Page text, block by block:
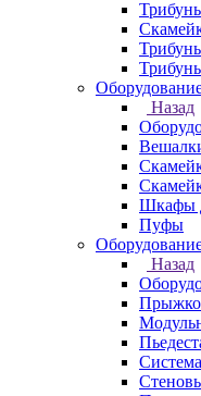
Назад
Шкафы
Пуфы
Назад